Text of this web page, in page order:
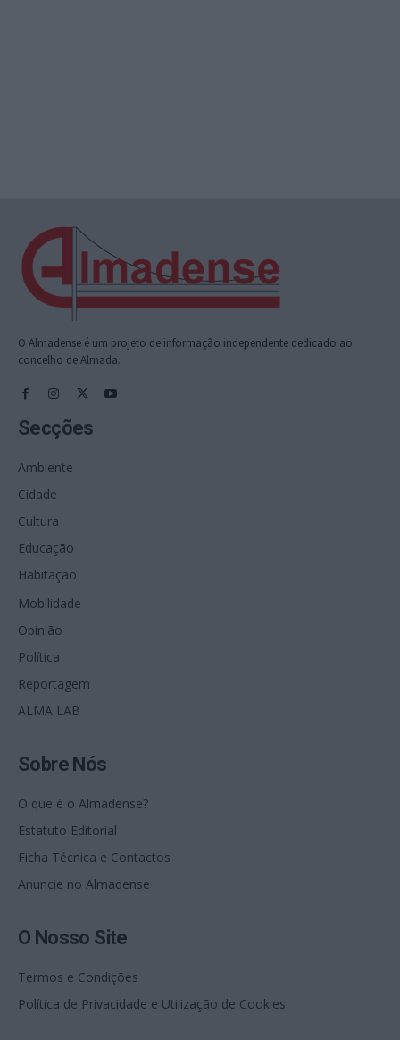
O Almadense é um projeto de informação independente dedicado ao
concelho de Almada.
Secções
Ambiente
Cidade
Cultura
Educação
Habitação
Mobilidade
Opinião
Política
Reportagem
ALMA LAB
Sobre Nós
O que é o Almadense?
Estatuto Editorial
Ficha Técnica e Contactos
Anuncie no Almadense
O Nosso Site
Termos e Condições
Política de Privacidade e Utilização de Cookies